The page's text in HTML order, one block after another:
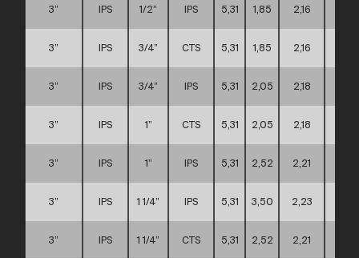
3” IPS 1/2” IPS 5,31 1,85 2,16
3” IPS 3/4” CTS 5,31 1,85 2,16
3” IPS 3/4” IPS 5,31 2,05 2,18
3” IPS 1” CTS 5,31 2,05 2,18
3” IPS 1” IPS 5,31 2,52 2,21
3” IPS 1 1/4” IPS 5,31 3,50 2,23
3” IPS 1 1/4” CTS 5,31 2,52 2,21